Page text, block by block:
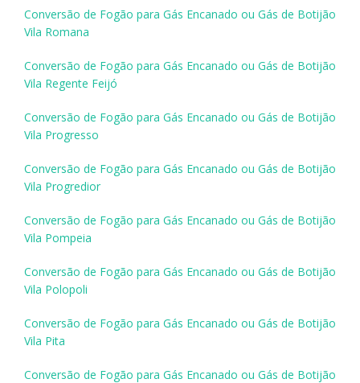
Conversão de Fogão para Gás Encanado ou Gás de Botijão
Vila Romana
Conversão de Fogão para Gás Encanado ou Gás de Botijão
Vila Regente Feijó
Conversão de Fogão para Gás Encanado ou Gás de Botijão
Vila Progresso
Conversão de Fogão para Gás Encanado ou Gás de Botijão
Vila Progredior
Conversão de Fogão para Gás Encanado ou Gás de Botijão
Vila Pompeia
Conversão de Fogão para Gás Encanado ou Gás de Botijão
Vila Polopoli
Conversão de Fogão para Gás Encanado ou Gás de Botijão
Vila Pita
Conversão de Fogão para Gás Encanado ou Gás de Botijão